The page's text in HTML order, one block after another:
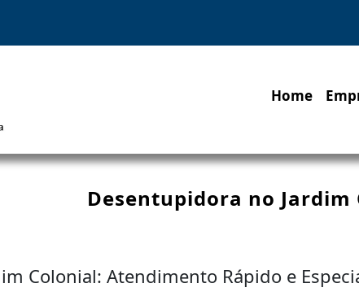
Home
Desentupidora no Jardim
Colonial: Atendimento Rápido e